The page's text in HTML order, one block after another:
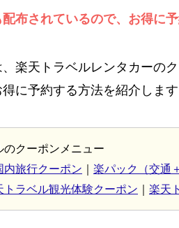
布されているので、お得に
楽天トラベルレンタカーの
に予約する方法を紹介します
クーポンメニュー
内旅行クーポン
楽パック（交通
トラベル観光体験クーポン 楽天